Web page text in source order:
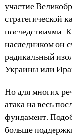
участие
стратегической
последствиями.
наследником он
радикальный
Украины или
Но для многих
атака на весь
фундамент.
больше